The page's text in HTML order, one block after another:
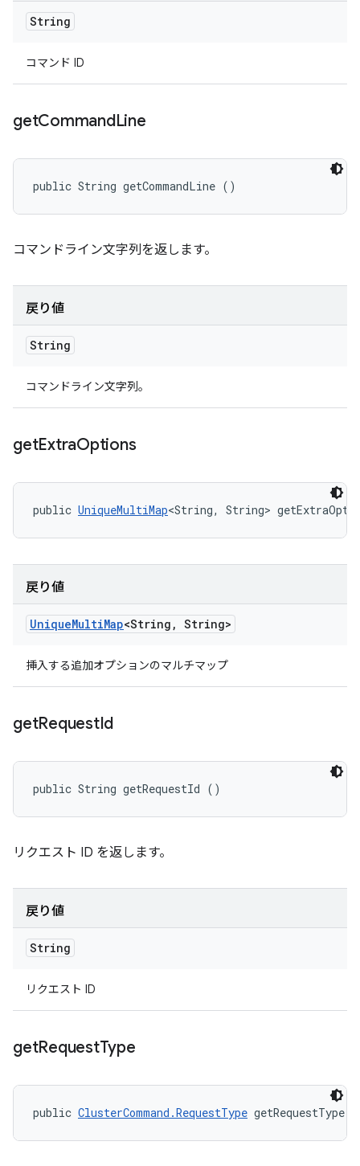
String
コマンド ID
getCommandLine
public String getCommandLine ()
コマンドライン文字列を返します。
戻り値
String
コマンドライン文字列。
getExtraOptions
public UniqueMultiMap<String, String>
戻り値
UniqueMultiMap<String , String>
挿入する追加オプションのマルチマップ
getRequestId
public String getRequestId ()
リクエスト ID を返します。
戻り値
String
リクエスト ID
getRequestType
public ClusterCommand.RequestType getRequestType